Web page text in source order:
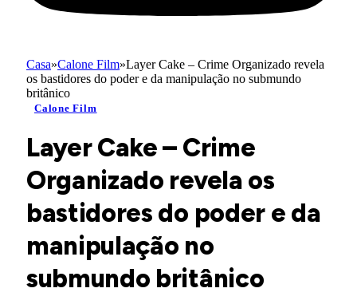
Casa»Calone Film»Layer Cake – Crime Organizado revela
os bastidores do poder e da manipulação no submundo
britânico
Calone Film
Layer Cake – Crime
Organizado revela os
bastidores do poder e da
manipulação no
submundo britânico